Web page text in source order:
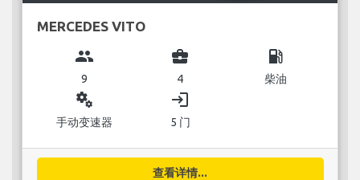
MERCEDES VITO
group
9
business_center
4
local_gas_station
柴油
miscellaneous_services
手动变速器
login
5 门
查看详情...